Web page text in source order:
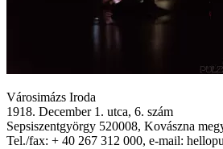
Városimázs Iroda
1918. December 1. utca, 6. szám
Sepsiszentgyörgy 520008, Kovászna
Tel./fax: + 40 267 312 000, e-mail: